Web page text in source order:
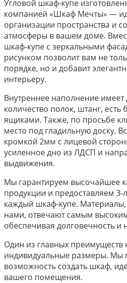
Угловой шкаф-купе
компанией «Шкаф Мечты» —
организации пространства и
атмосферы в вашем доме.
шкаф-купе с зеркальными
рисунком позволит вам не
порядке, но и добавит
интерьеру.
Внутреннее наполнение имеет
количество полок, штанг, есть
ящиками. Также, по просьбе
место под гладильную доску.
кромкой 2мм с лицевой
усиленное дно из ЛДСП и
выдвижения.
Мы гарантируем высочайшее
продукции и предоставляем
каждый шкаф-купе.
нами, отвечают самым
обеспечивая долговечность и
Один из главных
индивидуальные размеры. Мы
возможность создать шкаф,
вашего помещения.